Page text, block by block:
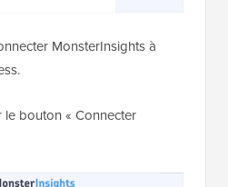
MonsterInsights à
le bouton « Connecter